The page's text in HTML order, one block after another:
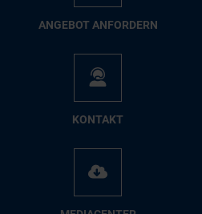
AN­GE­BOT AN­FOR­DERN
KON­TAKT